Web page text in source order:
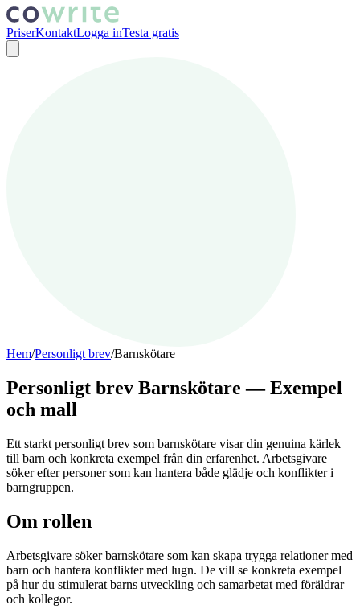
PriserKontaktLogga inTesta gratis
Hem/Personligt brev/Barnskötare
Personligt brev Barnskötare — Exempel
och mall
Ett starkt personligt brev som barnskötare visar din genuina kärlek
till barn och konkreta exempel från din erfarenhet. Arbetsgivare
söker efter personer som kan hantera både glädje och konflikter i
barngruppen.
Om rollen
Arbetsgivare söker barnskötare som kan skapa trygga relationer med
barn och hantera konflikter med lugn. De vill se konkreta exempel
på hur du stimulerat barns utveckling och samarbetat med föräldrar
och kollegor.